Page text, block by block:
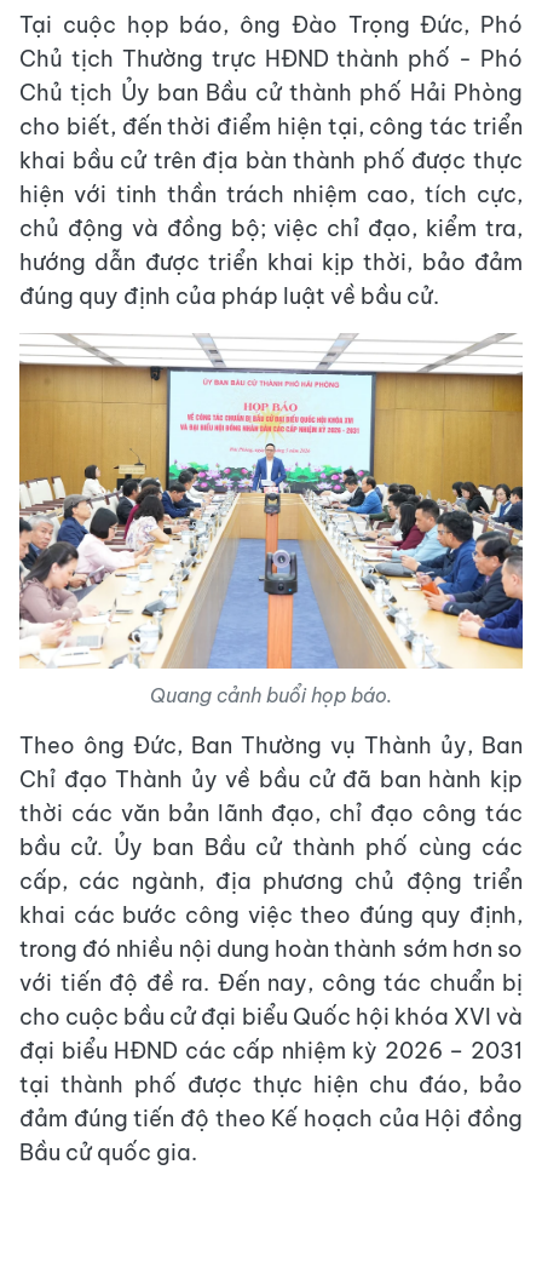
Tại cuộc họp báo, ông Đào Trọng Đức, Phó
Chủ tịch Thường trực HĐND thành phố - Phó
Chủ tịch Ủy ban Bầu cử thành phố Hải Phòng
cho biết, đến thời điểm hiện tại, công tác triển
khai bầu cử trên địa bàn thành phố được thực
hiện với tinh thần trách nhiệm cao, tích cực,
chủ động và đồng bộ; việc chỉ đạo, kiểm tra,
hướng dẫn được triển khai kịp thời, bảo đảm
đúng quy định của pháp luật về bầu cử.
Quang cảnh buổi họp báo.
Theo ông Đức, Ban Thường vụ Thành ủy, Ban
Chỉ đạo Thành ủy về bầu cử đã ban hành kịp
thời các văn bản lãnh đạo, chỉ đạo công tác
bầu cử. Ủy ban Bầu cử thành phố cùng các
cấp, các ngành, địa phương chủ động triển
khai các bước công việc theo đúng quy định,
trong đó nhiều nội dung hoàn thành sớm hơn so
với tiến độ đề ra. Đến nay, công tác chuẩn bị
cho cuộc bầu cử đại biểu Quốc hội khóa XVI và
đại biểu HĐND các cấp nhiệm kỳ 2026 – 2031
tại thành phố được thực hiện chu đáo, bảo
đảm đúng tiến độ theo Kế hoạch của Hội đồng
Bầu cử quốc gia.